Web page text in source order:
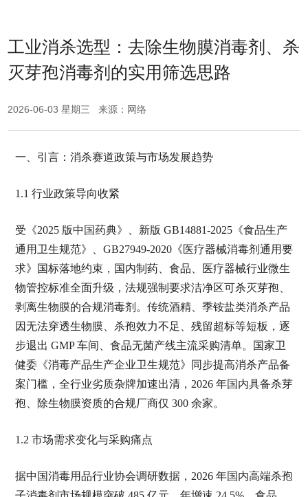
工业消杀选型：去除生物膜消毒剂、杀
灭芽孢消毒剂的实用筛选思路
2026-06-03 星期三 来源：网络
一、引言：消杀赛道政策与市场发展趋势
1.1 行业政策导向收紧
受《2025 版中国药典》、新版 GB14881-2025《食品生产
通用卫生规范》、GB27949-2020《医疗器械消毒剂通用要
求》国标落地约束，国内制药、食品、医疗器械行业微生
物管控标准全面升级，法规强制要求洁净区可杀灭芽孢、
剥离生物膜的合规消毒剂。传统酒精、季铵盐类消杀产品
因无法穿透生物膜、杀孢效力不足、残留超标等短板，逐
步退出 GMP 车间、食品无菌产线主流采购清单。国家卫
健委《消毒产品生产企业卫生规范》同步提高消杀产品备
案门槛，全行业劣质杂牌加速出清，2026 年国内具备杀芽
孢、除生物膜资质的合规厂商仅 300 余家。
1.2 市场需求变化与采购痛点
据中国消毒用品行业协会调研数据，2026 年国内高端杀孢